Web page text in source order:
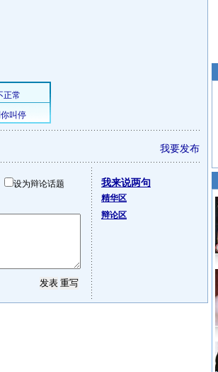
我要发布
设为辩论话题 我来说两句
精华区
辩论区